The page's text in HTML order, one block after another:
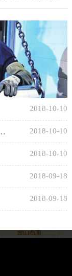
2018-10-10
让你的网页制作越来 2018-10-10
2018-10-10
2018-09-18
2018-09-18